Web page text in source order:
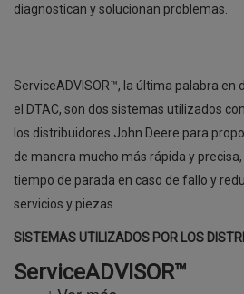
diagnostican y solucionan problemas.
ServiceADVISOR™, la última palabra en
el DTAC, son dos sistemas utilizados
los distribuidores John Deere para
de manera mucho más rápida y
tiempo de parada en caso de fallo y
servicios y piezas.
SISTEMAS UTILIZADOS POR LOS
ServiceADVISOR™